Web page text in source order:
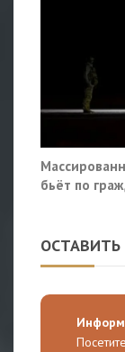
бьёт по